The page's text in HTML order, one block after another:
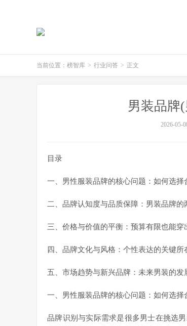
当前位置： 榜智库 > 行业问答 > 正文
男装品牌
2026-05-
目录
一、男性服装品牌的核心问题：如何选择
二、品牌认知度与品质保障：男装品牌的
三、价格与价值的平衡：预算有限也能穿
四、品牌文化与风格：个性表达的关键所
五、市场趋势与新兴品牌：未来男装的发
一、男性服装品牌的核心问题：如何选择
品牌识别与实际需求是很多男士在挑选